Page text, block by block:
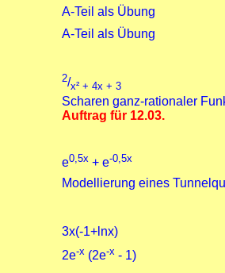
A-Teil als Übung
A-Teil als Übung
2/x² + 4x + 3
Scharen ganz-rationaler
Auftrag für 12.03.
e0,5x + e-0,5x
Modellierung eines
3x(-1+lnx)
2e-x (2e-x - 1)